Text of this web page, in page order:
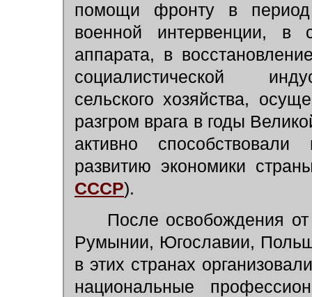
помощи фронту в
военной интервенции, в
аппарата, в
социалистической
сельского хозяйства,
разгром врага в годы
активно
развитию экономики
СССР).
После освобождения
Румынии, Югославии,
в этих странах
национальные